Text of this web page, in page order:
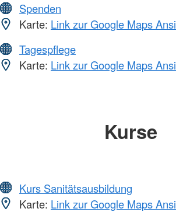
Spenden
Karte: Link zur Google Maps
Tagespflege
Karte: Link zur Google Maps
Kurse
Kurs Sanitätsausbildung
Karte: Link zur Google Maps